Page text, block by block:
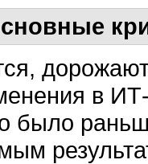
в
было